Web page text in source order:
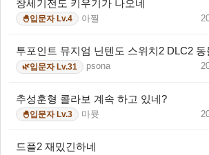
창세기전도 키우기가 나오네
🐣입문자 Lv.4 아찔
투포인트 뮤지엄 닌텐도 스위치2 DLC2 동
🌿입문자 Lv.31 psona
추성훈형 콜라보 계속 하고 있네?
🐣입문자 Lv.3 마뮷
드플2 재밌긴하네